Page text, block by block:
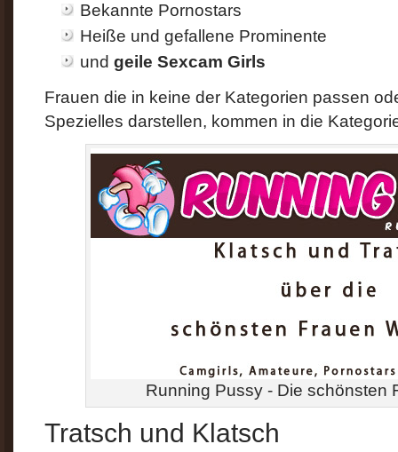
Bekannte Pornostars
Heiße und gefallene Prominente
und geile Sexcam Girls
Frauen die in keine der Kategorien passen
Spezielles darstellen, kommen in die
Running Pussy - Die schönsten
Tratsch und Klatsch